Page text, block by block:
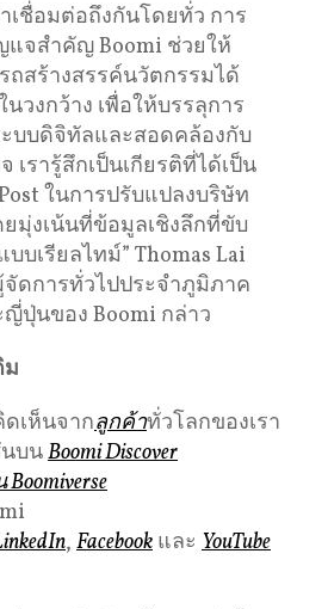
เชื่อมต่อถึงกันโดยทั่ว การ
แจสำคัญ Boomi ช่วยให้
ถสร้างสรรค์นวัตกรรมได้
นวงกว้าง เพื่อให้บรรลุการ
บบดิจิทัลและสอดคล้องกับ
เรารู้สึกเป็นเกียรติที่ได้เป็น
ในการปรับแปลงบริษัท
มุ่งเน้นที่ข้อมูลเชิงลึกที่ขับ
บเรียลไทม์” Thomas Lai
ดการทั่วไปประจำภูมิภาค
ปุ่นของ Boomi กล่าว
ม
เห็นจากลูกค้าทั่วโลกของเรา
บนBoomi Discover
, Facebook และ YouTube